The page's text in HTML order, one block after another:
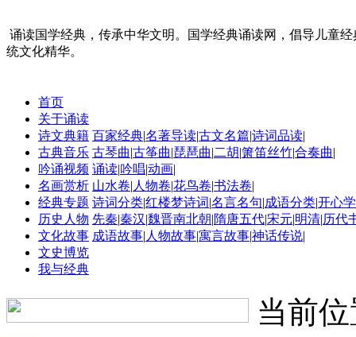
诵读国学经典，传承中华文明。国学经典诵读网，倡导儿童
统文化精华。
首页
关于诵读
诗文典籍 百家经典|名著导读|古文名篇|诗词品读|
古典音乐 古琴曲|古筝曲|琵琶曲|二胡|箫笛丝竹|合奏曲|
吟诵视频 诵读|吟唱|动画|
名画赏析 山水卷| 人物卷|花鸟卷|书法卷|
经典专题 诗词分类|红楼梦诗词|名言名句|成语分类|开心
历史人物 先秦|秦汉|魏晋南北朝|隋唐五代|宋元|明清|历代
文化故事 成语故事| 人物故事|寓言故事|神话传说|
文史博览
我与经典
当前